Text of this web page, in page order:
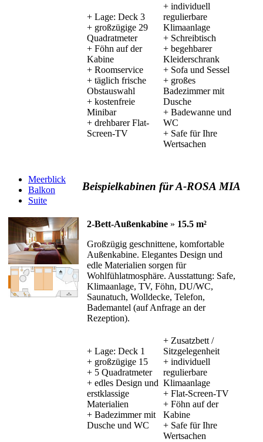
+ Lage: Deck 3
+ großzügige 29
Quadratmeter
+ Föhn auf der
Kabine
+ Roomservice
+ täglich frische
Obstauswahl
+ kostenfreie
Minibar
+ drehbarer Flat-
Screen-TV
+ individuell
regulierbare
Klimaanlage
+ Schreibtisch
+ begehbarer
Kleiderschrank
+ Sofa und Sessel
+ großes
Badezimmer mit
Dusche
+ Badewanne und
WC
+ Safe für Ihre
Wertsachen
Beispielkabinen für A-ROSA MIA
Meerblick
Balkon
Suite
2-Bett-Außenkabine » 15.5 m²
Großzügig geschnittene, komfortable
Außenkabine. Elegantes Design und
edle Materialien sorgen für
Wohlfühlatmosphäre. Ausstattung: Safe,
Klimaanlage, TV, Föhn, DU/WC,
Saunatuch, Wolldecke, Telefon,
Bademantel (auf Anfrage an der
Rezeption).
+ Lage: Deck 1
+ großzügige 15
+ 5 Quadratmeter
+ edles Design und
erstklassige
Materialien
+ Badezimmer mit
Dusche und WC
+ Zusatzbett /
Sitzgelegenheit
+ individuell
regulierbare
Klimaanlage
+ Flat-Screen-TV
+ Föhn auf der
Kabine
+ Safe für Ihre
Wertsachen